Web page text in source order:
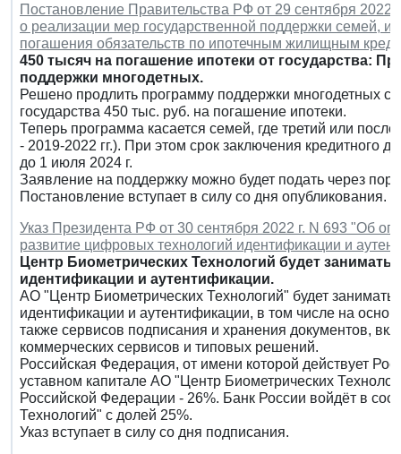
Постановление Правительства РФ от 29 сентября
о реализации мер государственной поддержки семей,
погашения обязательств по ипотечным жилищным
450 тысяч на погашение ипотеки от государства:
поддержки многодетных.
Решено продлить программу поддержки многодетных
государства 450 тыс. руб. на погашение ипотеки.
Теперь программа касается семей, где третий или
- 2019-2022 гг.). При этом срок заключения кредитного
до 1 июля 2024 г.
Заявление на поддержку можно будет подать через
Постановление вступает в силу со дня опубликования.
Указ Президента РФ от 30 сентября 2022 г. N 693 "Об
развитие цифровых технологий идентификации и
Центр Биометрических Технологий будет
идентификации и аутентификации.
АО "Центр Биометрических Технологий" будет
идентификации и аутентификации, в том числе на
также сервисов подписания и хранения документов,
коммерческих сервисов и типовых решений.
Российская Федерация, от имени которой действует
уставном капитале АО "Центр Биометрических
Российской Федерации - 26%. Банк России войдёт в
Технологий" с долей 25%.
Указ вступает в силу со дня подписания.